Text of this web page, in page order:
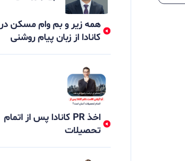
همه زیر و بم وام مسکن در
کانادا از زبان پیام روشنی
اخذ PR کانادا پس از اتمام
تحصیلات